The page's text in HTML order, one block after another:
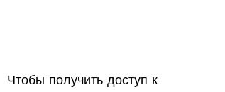
Чтобы получить доступ к